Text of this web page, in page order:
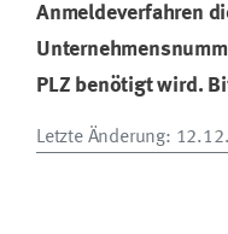
Anmeldeverfahren
PLZ benötigt wird.
Letzte Änderung: